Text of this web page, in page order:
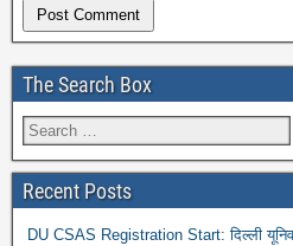
The Search Box
Recent Posts
DU CSAS Registration Start: दिल्ली